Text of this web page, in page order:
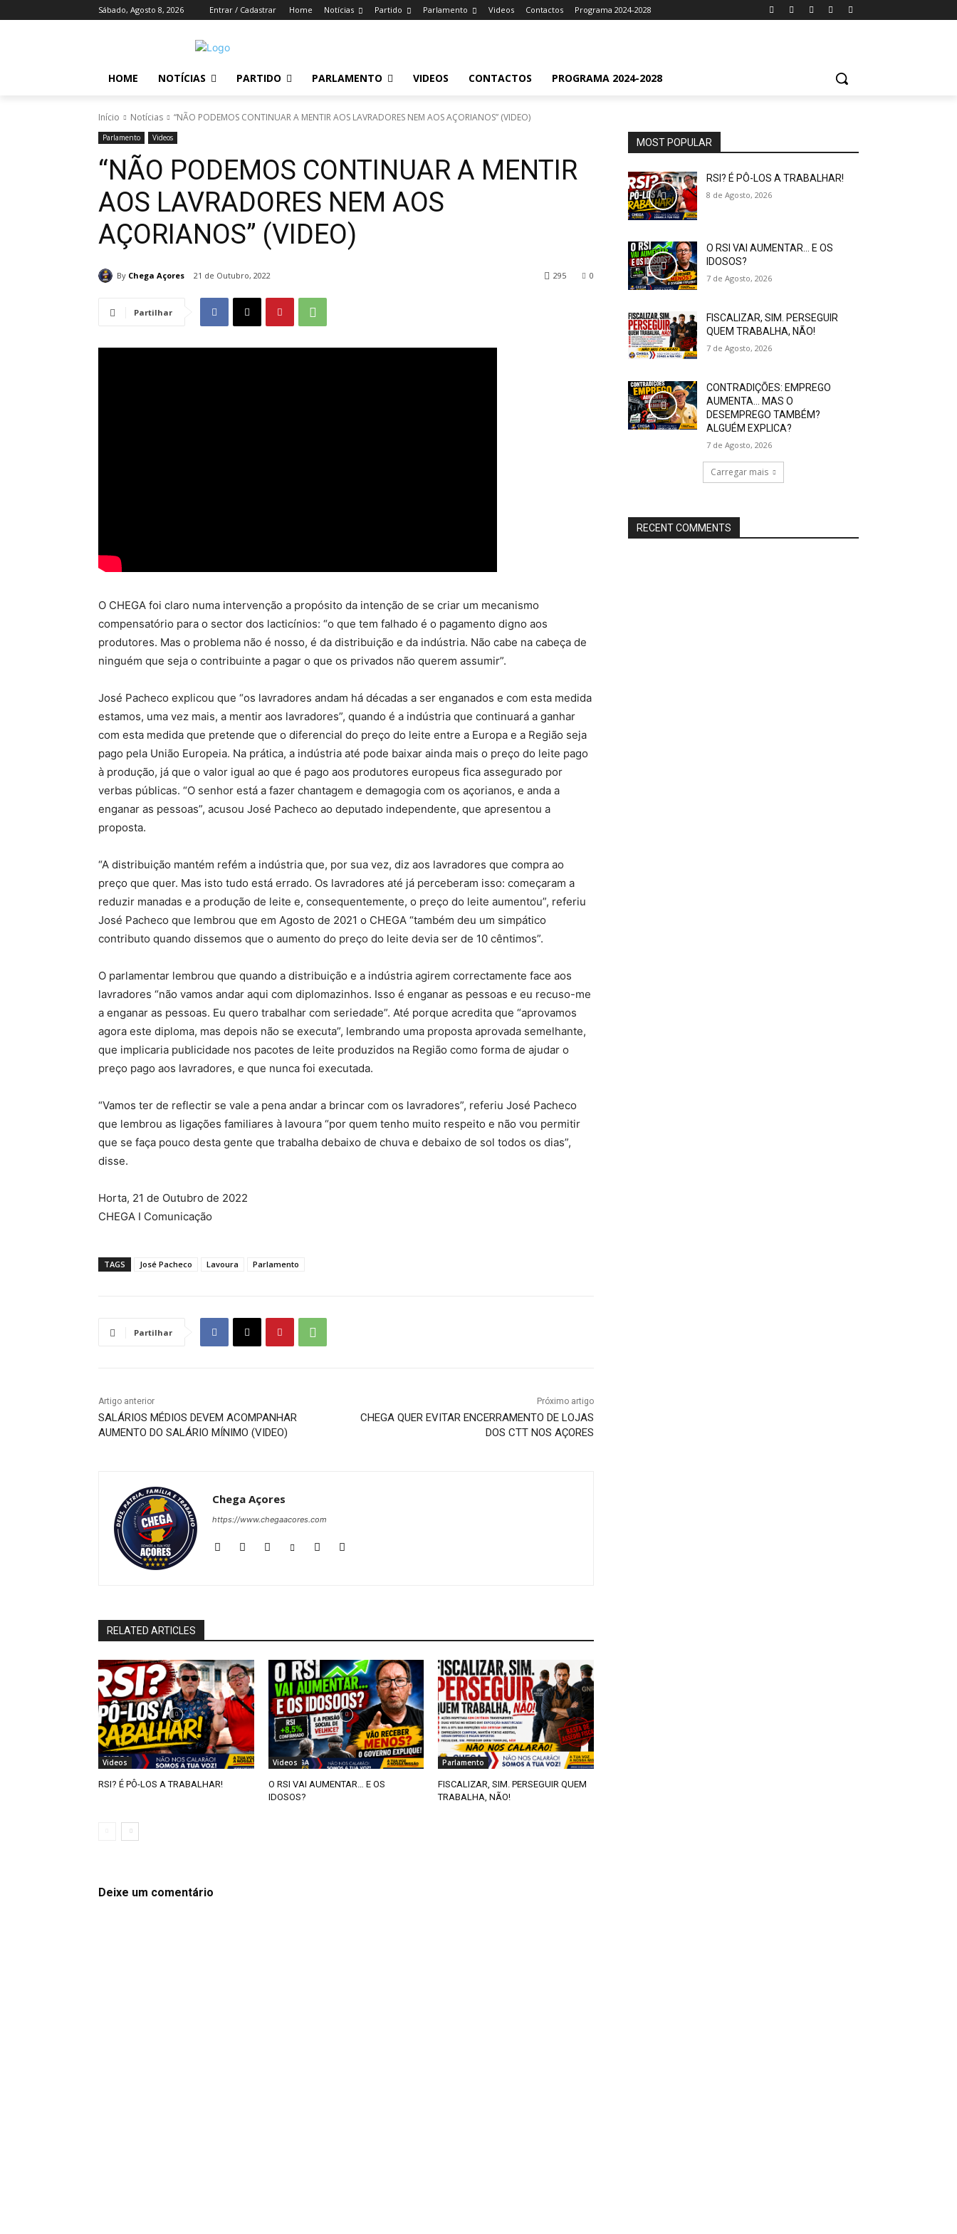
Sábado, Agosto 8, 2026 Entrar / Cadastrar Home Notícias Partido Parlamento Videos Contactos Programa 2024-2028
HOME NOTÍCIAS PARTIDO PARLAMENTO VIDEOS CONTACTOS PROGRAMA 2024-2028
Início Notícias “NÃO PODEMOS CONTINUAR A MENTIR AOS LAVRADORES NEM AOS AÇORIANOS” (VIDEO)
Parlamento Videos
“NÃO PODEMOS CONTINUAR A MENTIR
AOS LAVRADORES NEM AOS
AÇORIANOS” (VIDEO)
By Chega Açores 21 de Outubro, 2022 0
295
Partilhar
O CHEGA foi claro numa intervenção a propósito da intenção de se criar um mecanismo
compensatório para o sector dos lacticínios: “o que tem falhado é o pagamento digno aos
produtores. Mas o problema não é nosso, é da distribuição e da indústria. Não cabe na cabeça de
ninguém que seja o contribuinte a pagar o que os privados não querem assumir”.
José Pacheco explicou que “os lavradores andam há décadas a ser enganados e com esta medida
estamos, uma vez mais, a mentir aos lavradores”, quando é a indústria que continuará a ganhar
com esta medida que pretende que o diferencial do preço do leite entre a Europa e a Região seja
pago pela União Europeia. Na prática, a indústria até pode baixar ainda mais o preço do leite pago
à produção, já que o valor igual ao que é pago aos produtores europeus fica assegurado por
verbas públicas. “O senhor está a fazer chantagem e demagogia com os açorianos, e anda a
enganar as pessoas”, acusou José Pacheco ao deputado independente, que apresentou a
proposta.
“A distribuição mantém refém a indústria que, por sua vez, diz aos lavradores que compra ao
preço que quer. Mas isto tudo está errado. Os lavradores até já perceberam isso: começaram a
reduzir manadas e a produção de leite e, consequentemente, o preço do leite aumentou”, referiu
José Pacheco que lembrou que em Agosto de 2021 o CHEGA “também deu um simpático
contributo quando dissemos que o aumento do preço do leite devia ser de 10 cêntimos”.
O parlamentar lembrou que quando a distribuição e a indústria agirem correctamente face aos
lavradores “não vamos andar aqui com diplomazinhos. Isso é enganar as pessoas e eu recuso-me
a enganar as pessoas. Eu quero trabalhar com seriedade”. Até porque acredita que “aprovamos
agora este diploma, mas depois não se executa”, lembrando uma proposta aprovada semelhante,
que implicaria publicidade nos pacotes de leite produzidos na Região como forma de ajudar o
preço pago aos lavradores, e que nunca foi executada.
“Vamos ter de reflectir se vale a pena andar a brincar com os lavradores”, referiu José Pacheco
que lembrou as ligações familiares à lavoura “por quem tenho muito respeito e não vou permitir
que se faça pouco desta gente que trabalha debaixo de chuva e debaixo de sol todos os dias”,
disse.
Horta, 21 de Outubro de 2022
CHEGA I Comunicação
TAGS José Pacheco Lavoura Parlamento
Partilhar
Artigo anterior
SALÁRIOS MÉDIOS DEVEM ACOMPANHAR
AUMENTO DO SALÁRIO MÍNIMO (VIDEO)
Próximo artigo
CHEGA QUER EVITAR ENCERRAMENTO DE LOJAS
DOS CTT NOS AÇORES
Chega Açores
https://www.chegaacores.com
RELATED ARTICLES
Videos
RSI? É PÔ-LOS A TRABALHAR!
Videos
O RSI VAI AUMENTAR… E OS
IDOSOS?
Parlamento
FISCALIZAR, SIM. PERSEGUIR QUEM
TRABALHA, NÃO!
Deixe um comentário
MOST POPULAR
RSI? É PÔ-LOS A TRABALHAR!
8 de Agosto, 2026
O RSI VAI AUMENTAR… E OS
IDOSOS?
7 de Agosto, 2026
FISCALIZAR, SIM. PERSEGUIR
QUEM TRABALHA, NÃO!
7 de Agosto, 2026
CONTRADIÇÕES: EMPREGO
AUMENTA… MAS O
DESEMPREGO TAMBÉM?
ALGUÉM EXPLICA?
7 de Agosto, 2026
Carregar mais
RECENT COMMENTS